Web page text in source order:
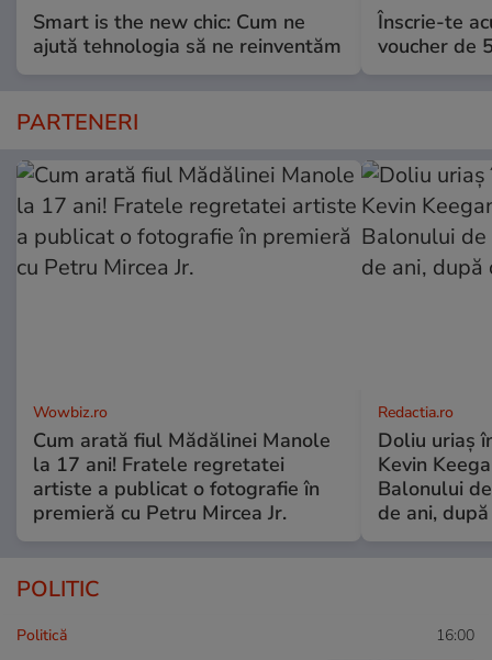
Smart is the new chic: Cum ne
ajută tehnologia să ne reinventăm
Înscrie-te
voucher de
PARTENERI
Wowbiz.ro
Cum arată fiul Mădălinei Manole
la 17 ani! Fratele regretatei
artiste a publicat o fotografie în
premieră cu Petru Mircea Jr.
Redactia.ro
Doliu uriaș
Kevin
Balonului
de ani,
POLITIC
Politică 16:00